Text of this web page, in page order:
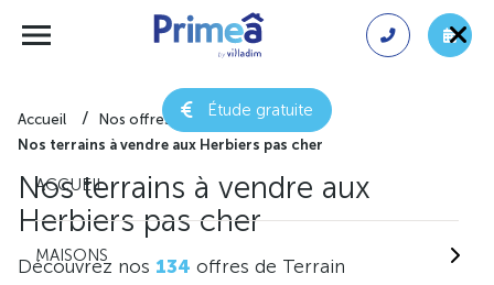
Étude gratuite
ACCUEIL
MAISONS
Accueil
Nos offres de terrain
Nos terrains à vendre aux Herbiers pas cher
Nos terrains à vendre aux
Herbiers pas cher
Découvrez nos 134 offres de Terrain